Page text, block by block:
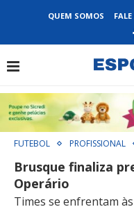
QUEM SOMOS
FUTEBOL PROFISSIONAL
Brusque finaliza
Operário
Times se enfrentam